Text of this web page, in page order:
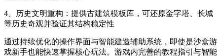
4、历史文明重构：提供古建筑模板库，可还原金字塔、长城
等历史奇观并验证其结构稳定性
通过持续优化的操作界面与智能建造辅助系统，即使是沙盒游
戏新手也能快速掌握核心玩法。游戏内完善的教程指引与智能